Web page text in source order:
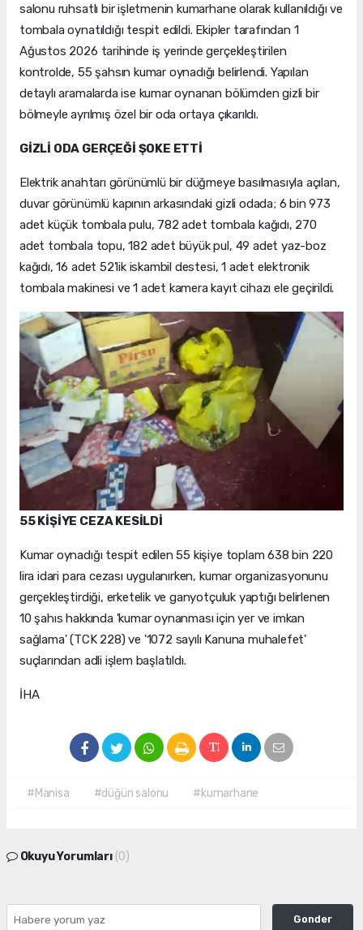
salonu ruhsatlı bir işletmenin kumarhane olarak kullanıldığı ve
tombala oynatıldığı tespit edildi. Ekipler tarafından 1
Ağustos 2026 tarihinde iş yerinde gerçekleştirilen
kontrolde, 55 şahsın kumar oynadığı belirlendi. Yapılan
detaylı aramalarda ise kumar oynanan bölümden gizli bir
bölmeyle ayrılmış özel bir oda ortaya çıkarıldı.
GİZLİ ODA GERÇEĞİ ŞOKE ETTİ
Elektrik anahtarı görünümlü bir düğmeye basılmasıyla açılan,
duvar görünümlü kapının arkasındaki gizli odada; 6 bin 973
adet küçük tombala pulu, 782 adet tombala kağıdı, 270
adet tombala topu, 182 adet büyük pul, 49 adet yaz-boz
kağıdı, 16 adet 52'lik iskambil destesi, 1 adet elektronik
tombala makinesi ve 1 adet kamera kayıt cihazı ele geçirildi.
55 KİŞİYE CEZA KESİLDİ
Kumar oynadığı tespit edilen 55 kişiye toplam 638 bin 220
lira idari para cezası uygulanırken, kumar organizasyonunu
gerçekleştirdiği, erketelik ve ganyotçuluk yaptığı belirlenen
10 şahıs hakkında 'kumar oynanması için yer ve imkan
sağlama' (TCK 228) ve '1072 sayılı Kanuna muhalefet'
suçlarından adli işlem başlatıldı.
İHA
#Manisa #düğün salonu #kumarhane
Okuyu Yorumları (0)
Gonder